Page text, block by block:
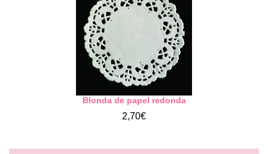
Blonda de papel redonda
2,70€